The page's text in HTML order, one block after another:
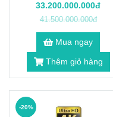
33.200.000.000đ
41.500.000.000đ
Mua ngay
Thêm giỏ hàng
-20%